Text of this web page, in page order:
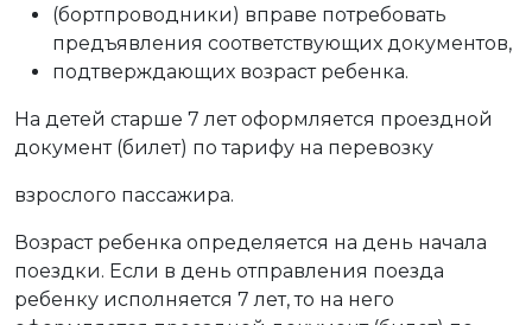
(бортпроводники) вправе потребовать
предъявления соответствующих документов,
подтверждающих возраст ребенка.
На детей старше 7 лет оформляется проездной
документ (билет) по тарифу на перевозку
взрослого пассажира.
Возраст ребенка определяется на день начала
поездки. Если в день отправления поезда
ребенку исполняется 7 лет, то на него